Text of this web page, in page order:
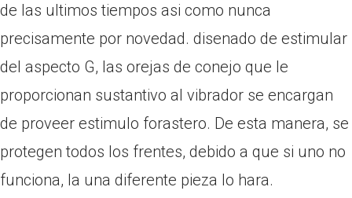
de las ultimos tiempos asi­ como nunca
precisamente por novedad. disenado de estimular
del aspecto G, las orejas de conejo que le
proporcionan sustantivo al vibrador se encargan
de proveer estimulo forastero. De esta manera, se
protegen todos los frentes, debido a que si uno no
funciona, la una diferente pieza lo hara.